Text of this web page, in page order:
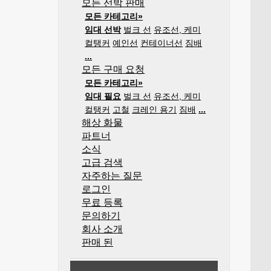
모든 선박 판매
모든 카테고리»
임대 선박 벌크 선 유조선, 케미
컬탱커 예인선 컨테이너선 짐배
...
모든 구매 요청
모든 카테고리»
임대 필요 벌크 선 유조선, 케미
컬탱커 고철 크레인 용기 짐배 ...
해상 화물
파트너
소식
고급 검색
자주하는 질문
로그인
무료 등록
문의하기
회사 소개
판매 된